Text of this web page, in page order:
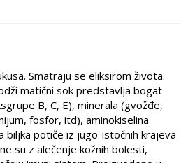
Smatraju se eliksirom života.
matični sok predstavlja bogat
B, C, E), minerala (gvožđe,
fosfor, itd), aminokiselina
biljka potiče iz jugo-istočnih krajeva
su z alečenje kožnih bolesti,